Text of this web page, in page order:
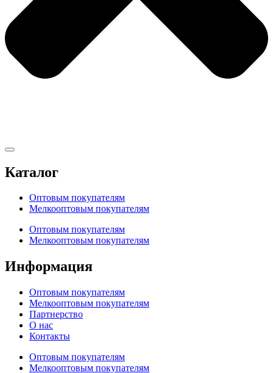
Каталог
Оптовым покупателям
Мелкооптовым покупателям
Оптовым покупателям
Мелкооптовым покупателям
Информация
Оптовым покупателям
Мелкооптовым покупателям
Партнерство
О нас
Контакты
Оптовым покупателям
Мелкооптовым покупателям